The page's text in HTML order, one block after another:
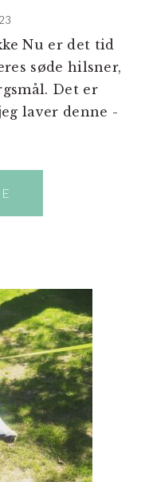
Nu er det tid
søde hilsner,
Det er
laver denne -